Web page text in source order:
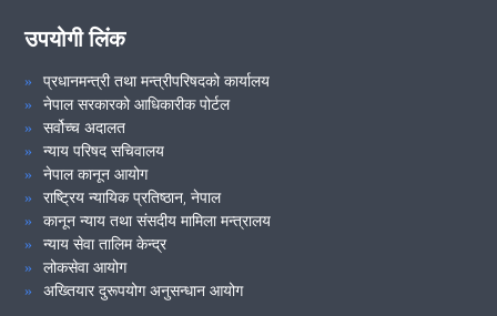
सरसफाई गरेर संविधान दिवस मनाईयो
VIEW ALL
उपयोगी लिंक
प्रधानमन्त्री तथा मन्त्रीपरिषदको कार्यालय
नेपाल सरकारको आधिकारीक पोर्टल
सर्वोच्च अदालत
न्याय परिषद सचिवालय
नेपाल कानून आयोग
राष्ट्रिय न्यायिक प्रतिष्ठान, नेपाल
कानून न्याय तथा संसदीय मामिला मन्त्रालय
न्याय सेवा तालिम केन्द्र
लोकसेवा आयोग
अख्तियार दुरूपयोग अनुसन्धान आयोग